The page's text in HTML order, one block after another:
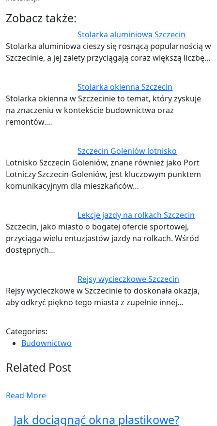
Zobacz także:
Stolarka aluminiowa Szczecin
Stolarka aluminiowa cieszy się rosnącą popularnością w
Szczecinie, a jej zalety przyciągają coraz większą liczbę…
Stolarka okienna Szczecin
Stolarka okienna w Szczecinie to temat, który zyskuje
na znaczeniu w kontekście budownictwa oraz
remontów.…
Szczecin Goleniów lotnisko
Lotnisko Szczecin Goleniów, znane również jako Port
Lotniczy Szczecin-Goleniów, jest kluczowym punktem
komunikacyjnym dla mieszkańców…
Lekcje jazdy na rolkach Szczecin
Szczecin, jako miasto o bogatej ofercie sportowej,
przyciąga wielu entuzjastów jazdy na rolkach. Wśród
dostępnych…
Rejsy wycieczkowe Szczecin
Rejsy wycieczkowe w Szczecinie to doskonała okazja,
aby odkryć piękno tego miasta z zupełnie innej…
Categories:
Budownictwo
Related Post
Read More
Jak dociągnąć okna plastikowe?